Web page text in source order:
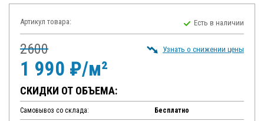
Артикул товара: Есть в наличии
2600
1 990 ₽/м²
Узнать о снижении цены
СКИДКИ ОТ ОБЪЕМА:
Самовывоз со склада: Бесплатно